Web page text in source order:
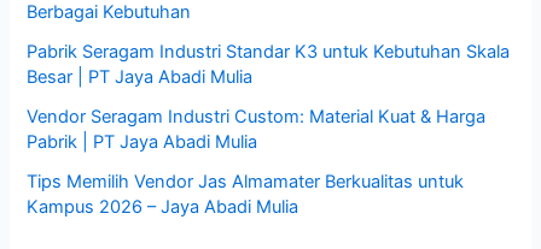
Berbagai Kebutuhan
Pabrik Seragam Industri Standar K3 untuk Kebutuhan Skala
Besar | PT Jaya Abadi Mulia
Vendor Seragam Industri Custom: Material Kuat & Harga
Pabrik | PT Jaya Abadi Mulia
Tips Memilih Vendor Jas Almamater Berkualitas untuk
Kampus 2026 – Jaya Abadi Mulia